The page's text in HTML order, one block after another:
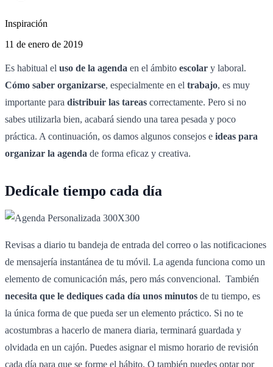
Inspiración
11 de enero de 2019
Es habitual el uso de la agenda en el ámbito escolar y laboral.
Cómo saber organizarse, especialmente en el trabajo, es muy
importante para distribuir las tareas correctamente. Pero si no
sabes utilizarla bien, acabará siendo una tarea pesada y poco
práctica. A continuación, os damos algunos consejos e ideas para
organizar la agenda de forma eficaz y creativa.
Dedícale tiempo cada día
Revisas a diario tu bandeja de entrada del correo o las notificaciones
de mensajería instantánea de tu móvil. La agenda funciona como un
elemento de comunicación más, pero más convencional. También
necesita que le dediques cada día unos minutos de tu tiempo, es
la única forma de que pueda ser un elemento práctico. Si no te
acostumbras a hacerlo de manera diaria, terminará guardada y
olvidada en un cajón. Puedes asignar el mismo horario de revisión
cada día para que se forme el hábito. O también puedes optar por